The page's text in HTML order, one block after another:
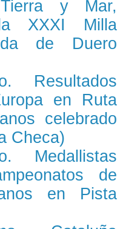
y Mar,
XXXI Milla
de Duero
Resultados
en Ruta
celebrado
Checa)
Medallistas
de
en Pista